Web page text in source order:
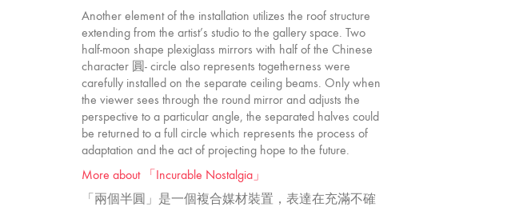
Another element of the installation utilizes the roof structure
extending from the artist’s studio to the gallery space. Two
half-moon shape plexiglass mirrors with half of the Chinese
character 圓- circle also represents togetherness were
carefully installed on the separate ceiling beams. Only when
the viewer sees through the round mirror and adjusts the
perspective to a particular angle, the separated halves could
be returned to a full circle which represents the process of
adaptation and the act of projecting hope to the future.
More about 「Incurable Nostalgia」
「兩個半圓」是一個複合媒材裝置，表達在充滿不確